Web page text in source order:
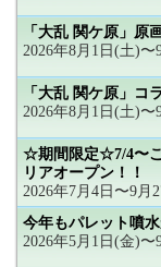
「大乱 関ケ原」原
2026年8月1日(土)〜
「大乱 関ケ原」コ
2026年8月1日(土)〜
☆期間限定☆7/4〜
リアオープン！！
2026年7月4日〜9
今年もパレット噴水
2026年5月1日(金)〜